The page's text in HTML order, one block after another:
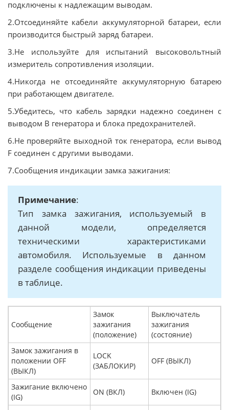
подключены к надлежащим выводам.
2.Отсоединяйте кабели аккумуляторной батареи, если
производится быстрый заряд батареи.
3.Не используйте для испытаний высоковольтный
измеритель сопротивления изоляции.
4.Никогда не отсоединяйте аккумуляторную батарею
при работающем двигателе.
5.Убедитесь, что кабель зарядки надежно соединен с
выводом B генератора и блока предохранителей.
6.Не проверяйте выходной ток генератора, если вывод
F соединен с другими выводами.
7.Сообщения индикации замка зажигания:
Примечание:
Тип замка зажигания, используемый в
данной модели, определяется
техническими характеристиками
автомобиля. Используемые в данном
разделе сообщения индикации приведены
в таблице.
Сообщение
Замок
зажигания
(положение)
Выключатель
зажигания
(состояние)
Замок зажигания в
положении OFF
(ВЫКЛ)
LOCK
(ЗАБЛОКИР)
OFF (ВЫКЛ)
Зажигание включено
(IG)
ON (ВКЛ) Включен (IG)